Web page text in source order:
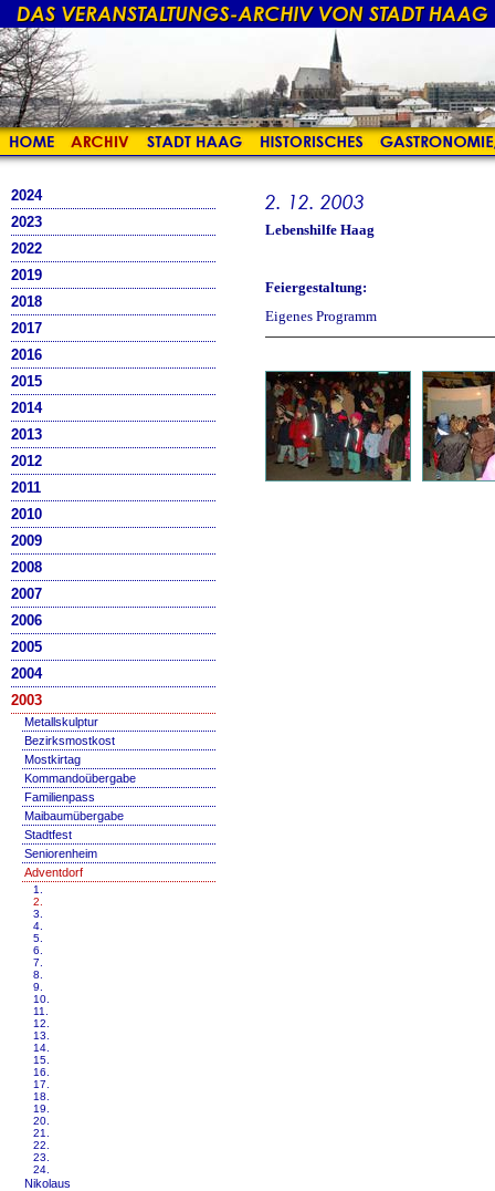
2024
2023
2022
2019
2018
2017
2016
2015
2014
2013
2012
2011
2010
2009
2008
2007
2006
2005
2004
2003
Metallskulptur
Bezirksmostkost
Mostkirtag
Kommandoübergabe
Familienpass
Maibaumübergabe
Stadtfest
Seniorenheim
Adventdorf
1.
2.
3.
4.
5.
6.
7.
8.
9.
10.
11.
12.
13.
14.
15.
16.
17.
18.
19.
20.
21.
22.
23.
24.
Nikolaus
Lebenshilfe Haag
Feiergestaltung:
Eigenes Programm